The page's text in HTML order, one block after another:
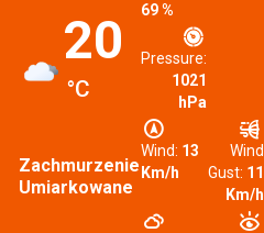
20
°C
Zachmurzenie
Umiarkowane
69 %
Pressure:
1021
hPa
Wind: 13
Km/h
Wind
Gust: 11
Km/h